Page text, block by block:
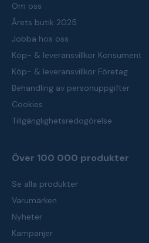
Om oss
Årets butik 2025
Jobba hos oss
Köp- & leveransvillkor Konsument
Köp- & leveransvillkor Företag
Behandling av personuppgifter
Cookies
Tillgänglighetsredogörelse
Över 100 000 produkter
Se alla produkter
Varumärken
Nyheter
Kampanjer